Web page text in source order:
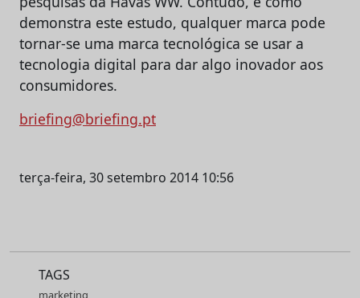
demonstra este estudo, qualquer marca pode
tornar-se uma marca tecnológica se usar a
tecnologia digital para dar algo inovador aos
consumidores.
briefing@briefing.pt
terça-feira, 30 setembro 2014 10:56
TAGS
marketing